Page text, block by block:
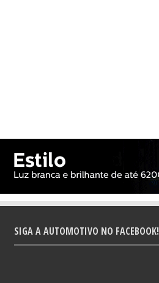
SIGA A AUTOMOTIVO NO FACEBOOK!